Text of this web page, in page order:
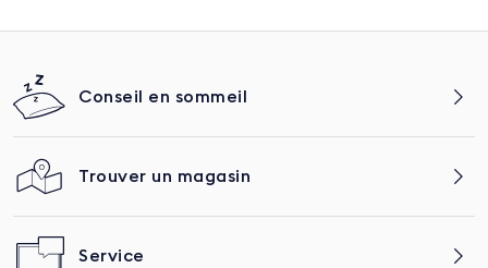
Conseil en sommeil
Trouver un magasin
Service